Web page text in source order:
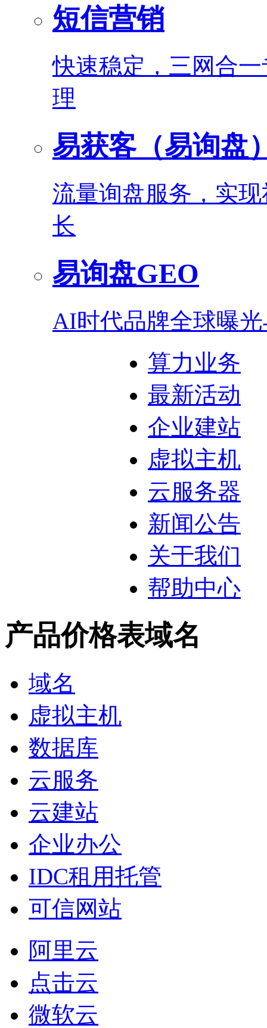
短信营销
快速稳定，三网合
理
易获客（易询盘
流量询盘服务，实
长
易询盘GEO
AI时代品牌全球曝
算力业务
最新活动
企业建站
虚拟主机
云服务器
新闻公告
关于我们
帮助中心
产品价格表域名
域名
虚拟主机
数据库
云服务
云建站
企业办公
IDC租用托管
可信网站
阿里云
点击云
微软云